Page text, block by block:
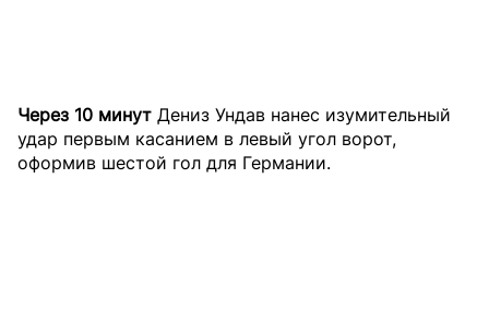
Через 10 минут Дениз Ундав нанес изумительный
удар первым касанием в левый угол ворот,
оформив шестой гол для Германии.